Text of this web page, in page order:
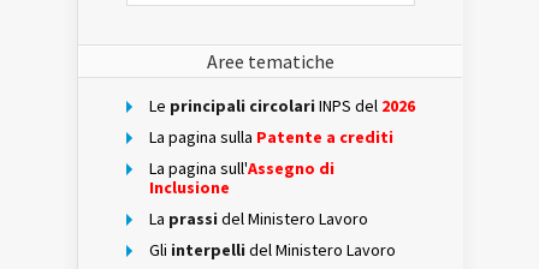
Aree tematiche
Le principali circolari INPS del 2026
La pagina sulla Patente a crediti
La pagina sull'Assegno di
Inclusione
La prassi del Ministero Lavoro
Gli interpelli del Ministero Lavoro